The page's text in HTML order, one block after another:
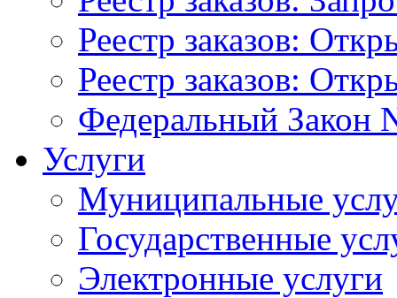
Реестр заказов:
Реестр заказов:
Федеральный Закон
Услуги
Муниципальные
Государственные
Электронные услуги